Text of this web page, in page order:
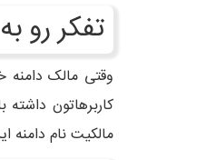
تفکر رو
وقتی مالک دامنه
کاربرهاتون
مالکیت نام دامنه